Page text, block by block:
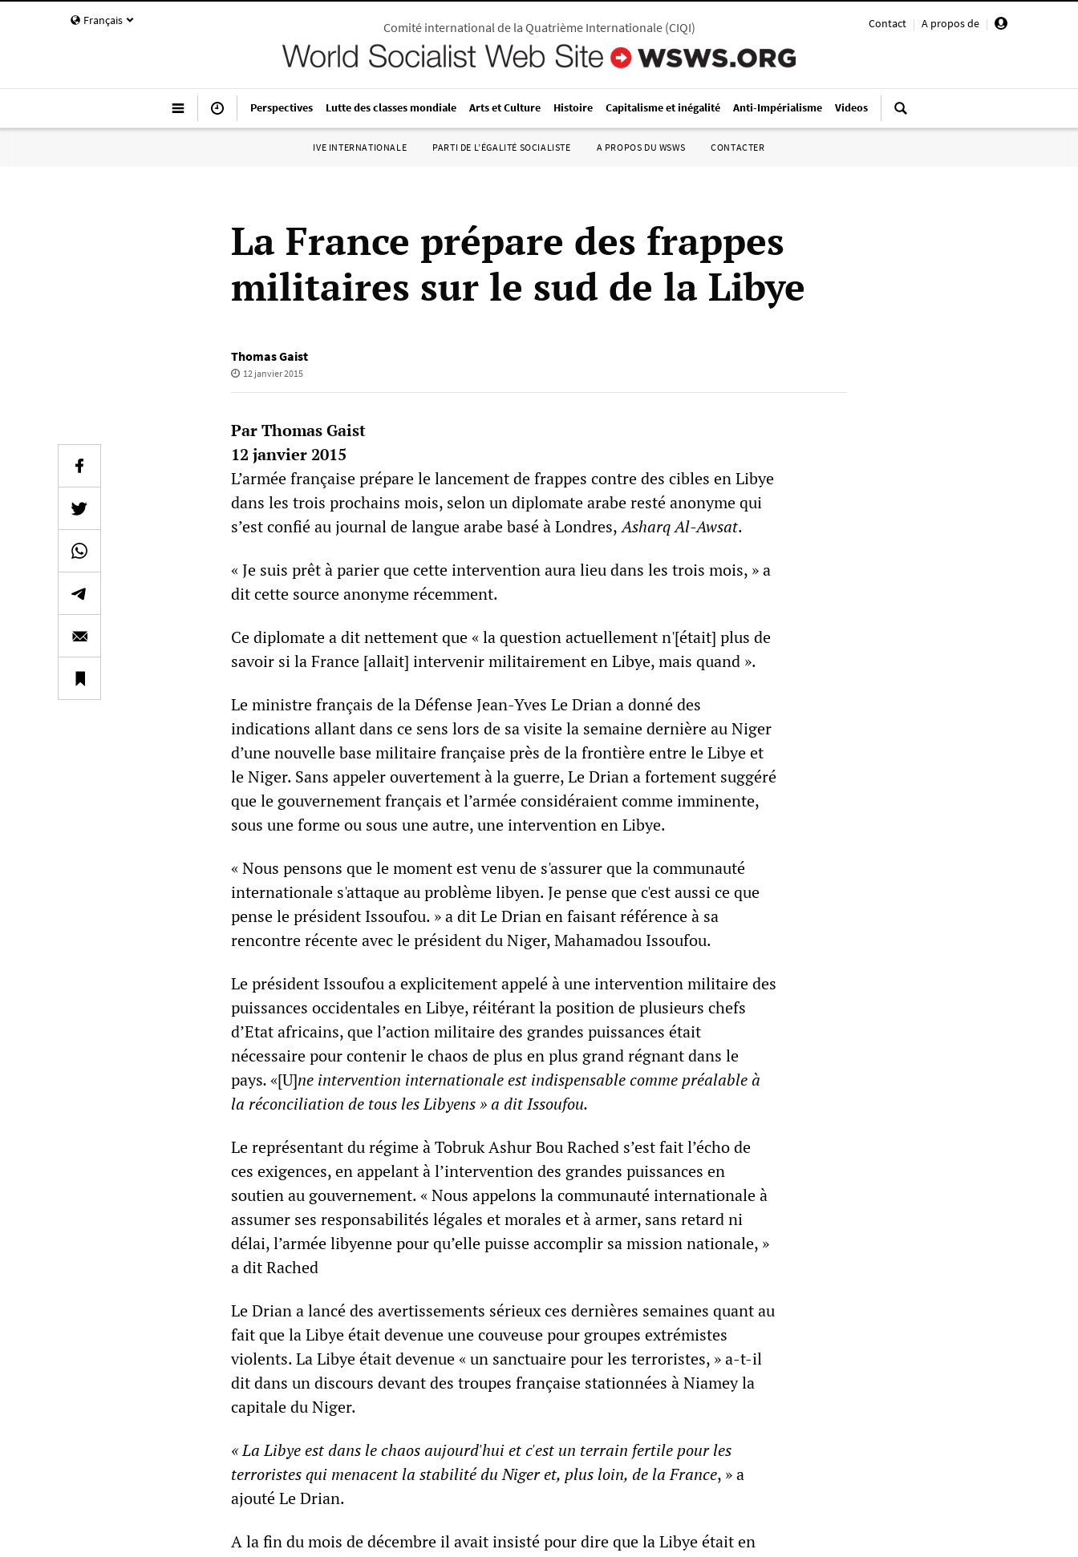
Français Contact | A propos de |
Comité international de la Quatrième Internationale(CIQI)
Perspectives Lutte des classes mondiale Arts et Culture Histoire Capitalisme et inégalité Anti-Impérialisme Videos
IVE INTERNATIONALE PARTI DE L’ÉGALITÉ SOCIALISTE A PROPOS DU WSWS CONTACTER
La France prépare des frappes
militaires sur le sud de la Libye
Thomas Gaist
12 janvier 2015
Par Thomas Gaist
12 janvier 2015
L’armée française prépare le lancement de frappes contre des cibles en Libye
dans les trois prochains mois, selon un diplomate arabe resté anonyme qui
s’est confié au journal de langue arabe basé à Londres,Asharq Al-Awsat.
« Je suis prêt à parier que cette intervention aura lieu dans les trois mois, » a
dit cette source anonyme récemment.
Ce diplomate a dit nettement que « la question actuellement n'[était] plus de
savoir si la France [allait] intervenir militairement en Libye, mais quand ».
Le ministre français de la Défense Jean-Yves Le Drian a donné des
indications allant dans ce sens lors de sa visite la semaine dernière au Niger
d’une nouvelle base militaire française près de la frontière entre le Libye et
le Niger. Sans appeler ouvertement à la guerre, Le Drian a fortement suggéré
que le gouvernement français et l’armée considéraient comme imminente,
sous une forme ou sous une autre, une intervention en Libye.
« Nous pensons que le moment est venu de s'assurer que la communauté
internationale s'attaque au problème libyen. Je pense que c'est aussi ce que
pense le président Issoufou. » a dit Le Drian en faisant référence à sa
rencontre récente avec le président du Niger, Mahamadou Issoufou.
Le président Issoufou a explicitement appelé à une intervention militaire des
puissances occidentales en Libye, réitérant la position de plusieurs chefs
d’Etat africains, que l’action militaire des grandes puissances était
nécessaire pour contenir le chaos de plus en plus grand régnant dans le
pays.«[U]ne intervention internationale est indispensable comme préalable à
la réconciliation de tous les Libyens » a dit Issoufou.
Le représentant du régime à Tobruk Ashur Bou Rached s’est fait l’écho de
ces exigences, en appelant à l’intervention des grandes puissances en
soutien au gouvernement. « Nous appelons la communauté internationale à
assumer ses responsabilités légales et morales et à armer, sans retard ni
délai, l’armée libyenne pour qu’elle puisse accomplir sa mission nationale, »
a dit Rached
Le Drian a lancé des avertissements sérieux ces dernières semaines quant au
fait que la Libye était devenue une couveuse pour groupes extrémistes
violents. La Libye était devenue « un sanctuaire pour les terroristes, » a-t-il
dit dans un discours devant des troupes française stationnées à Niamey la
capitale du Niger.
« La Libye est dans le chaos aujourd'hui et c'est un terrain fertile pour les
terroristes qui menacent la stabilité du Niger et, plus loin, de la France, » a
ajouté Le Drian.
A la fin du mois de décembre il avait insisté pour dire que la Libye était en